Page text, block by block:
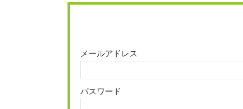
メールアドレス
パスワード